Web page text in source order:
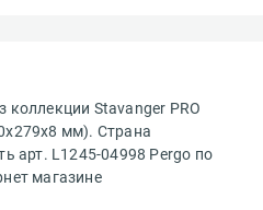
коллекции Stavanger PRO
мм). Страна
арт. L1245-04998 Pergo по
магазине